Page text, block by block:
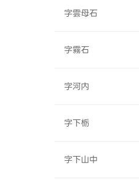
字雲母石
字霧石
字河内
字下栃
字下山中